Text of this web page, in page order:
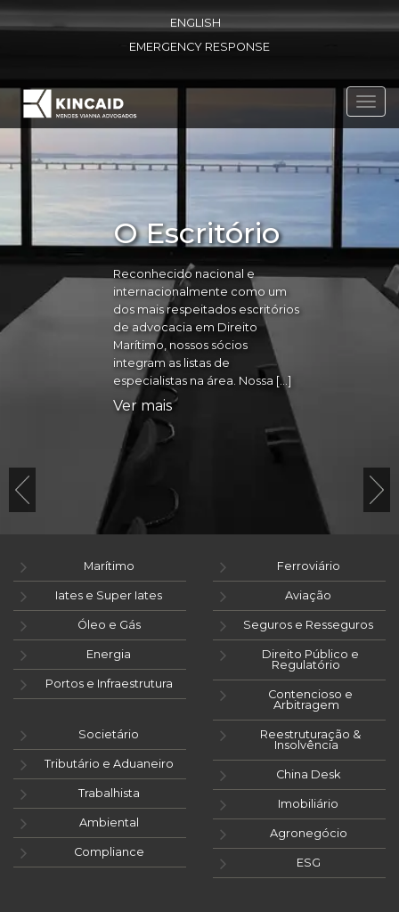
ENGLISH
EMERGENCY RESPONSE
O Escritório
Reconhecido nacional e
internacionalmente como um
dos mais respeitados escritórios
de advocacia em Direito
Marítimo, nossos sócios
integram as listas de
especialistas na área. Nossa […]
Ver mais
Marítimo
Iates e Super Iates
Óleo e Gás
Energia
Portos e Infraestrutura
Ferroviário
Aviação
Seguros e Resseguros
Direito Público e
Regulatório
Contencioso e
Arbitragem
Societário
Tributário e Aduaneiro
Trabalhista
Ambiental
Compliance
Reestruturação &
Insolvência
China Desk
Imobiliário
Agronegócio
ESG